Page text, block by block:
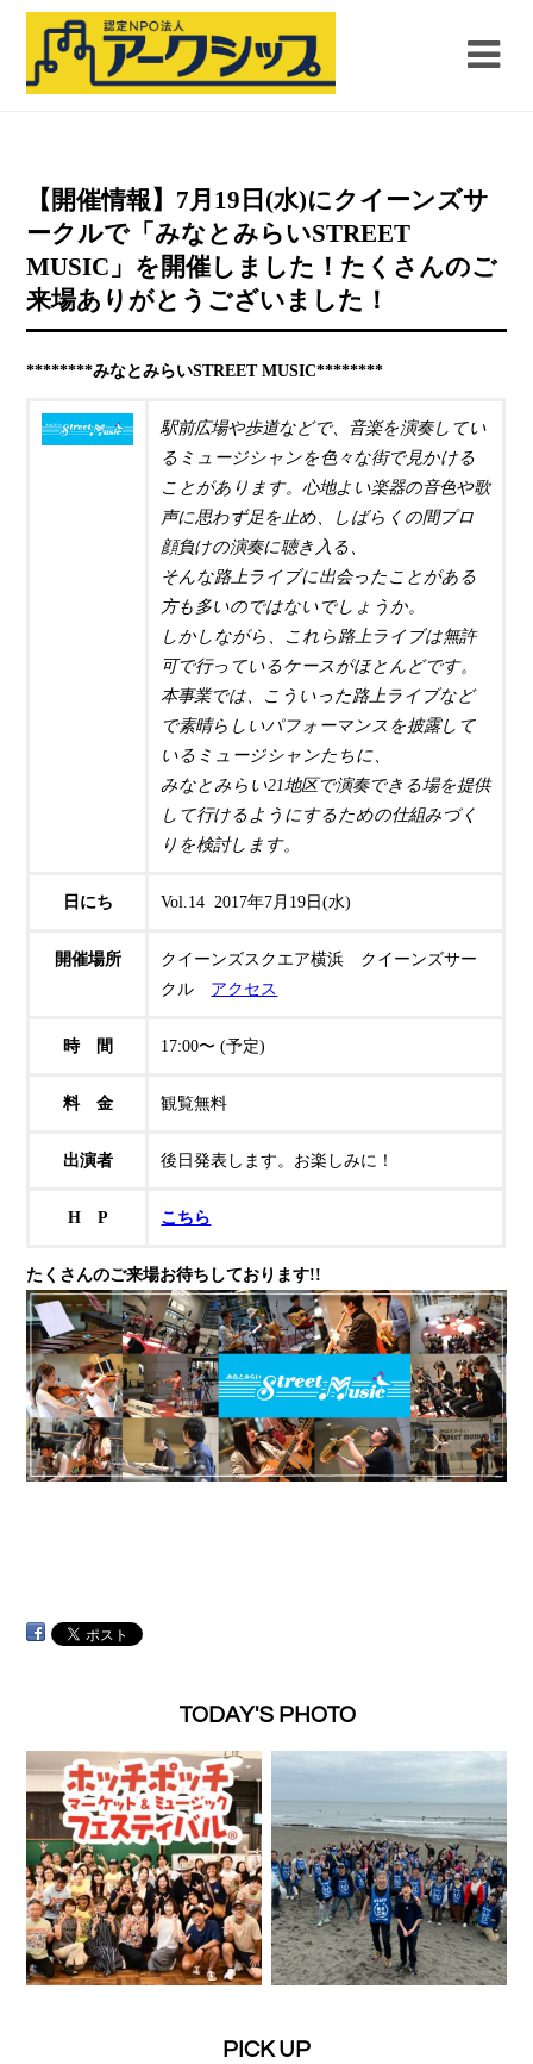
【開催情報】7月19日(水)にクイーンズサ
ークルで「みなとみらいSTREET
MUSIC」を開催しました！たくさんのご
来場ありがとうございました！
********みなとみらいSTREET MUSIC********
駅前広場や歩道などで、音楽を演奏してい
るミュージシャンを色々な街で見かける
ことがあります。心地よい楽器の音色や歌
声に思わず足を止め、しばらくの間プロ
顔負けの演奏に聴き入る、
そんな路上ライブに出会ったことがある
方も多いのではないでしょうか。
しかしながら、これら路上ライブは無許
可で行っているケースがほとんどです。
本事業では、こういった路上ライブなど
で素晴らしいパフォーマンスを披露して
いるミュージシャンたちに、
みなとみらい21地区で演奏できる場を提供
して行けるようにするための仕組みづく
りを検討します。
日にち Vol.14 2017年7月19日(水)
開催場所
クイーンズスクエア横浜 クイーンズサー
クル アクセス
時 間 17:00〜 (予定)
料 金 観覧無料
出演者 後日発表します。お楽しみに！
H P こちら
たくさんのご来場お待ちしております!!
TODAY'S PHOTO
PICK UP